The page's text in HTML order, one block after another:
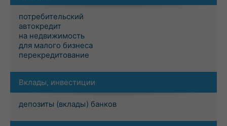
потребительский
автокредит
на недвижимость
для малого бизнеса
перекредитование
Вклады, инвестиции
депозиты (вклады) банков